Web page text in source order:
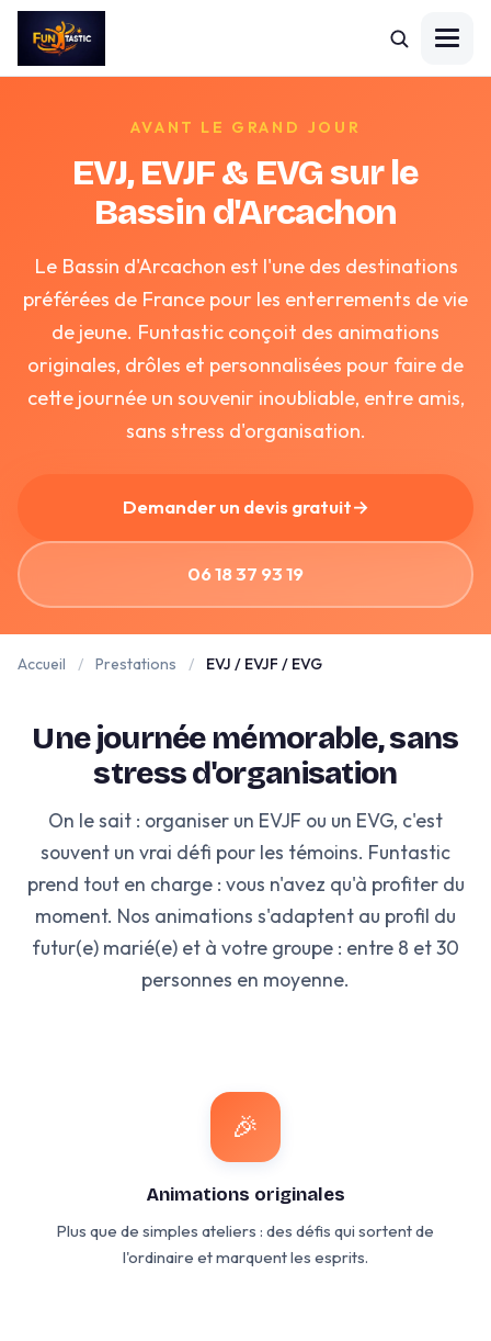
AVANT LE GRAND JOUR
EVJ, EVJF & EVG sur le
Bassin d'Arcachon
Le Bassin d'Arcachon est l'une des destinations
préférées de France pour les enterrements de vie
de jeune. Funtastic conçoit des animations
originales, drôles et personnalisées pour faire de
cette journée un souvenir inoubliable, entre amis,
sans stress d'organisation.
Demander un devis gratuit→
06 18 37 93 19
Accueil / Prestations / EVJ / EVJF / EVG
Une journée mémorable, sans
stress d'organisation
On le sait : organiser un EVJF ou un EVG, c'est
souvent un vrai défi pour les témoins. Funtastic
prend tout en charge : vous n'avez qu'à profiter du
moment. Nos animations s'adaptent au profil du
futur(e) marié(e) et à votre groupe : entre 8 et 30
personnes en moyenne.
🎉
Animations originales
Plus que de simples ateliers : des défis qui sortent de
l'ordinaire et marquent les esprits.